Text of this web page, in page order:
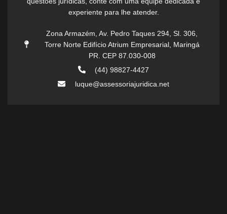
experiente para lhe atender.
Zona Armazém, Av. Pedro Taques 294, Sl. 306,
Torre Norte Edifício Atrium Empresarial, Maringá
PR. CEP 87.030-008
(44) 98827-4427
luque@assessoriajuridica.net